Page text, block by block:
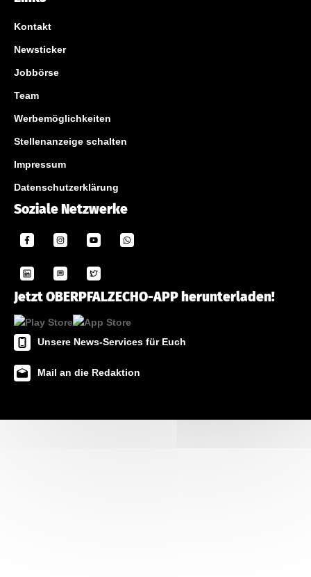
Kontakt
Newsticker
Jobbörse
Team
Werbemöglichkeiten
Stellenanzeige schalten
Impressum
Datenschutzerklärung
Soziale Netzwerke
Jetzt OBERPFALZECHO-APP herunterladen!
Unsere News-Services für Euch
Mail an die Redaktion